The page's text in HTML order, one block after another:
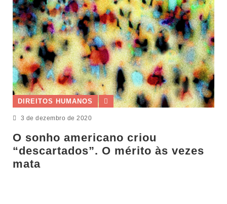
DIREITOS HUMANOS
3 de dezembro de 2020
O sonho americano criou
“descartados”. O mérito às vezes
mata